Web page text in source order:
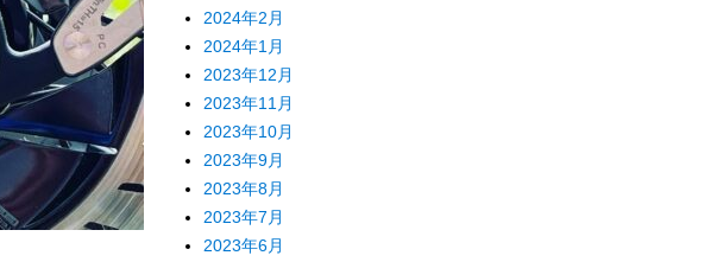
2024年2月
2024年1月
2023年12月
2023年11月
2023年10月
2023年9月
2023年8月
2023年7月
2023年6月